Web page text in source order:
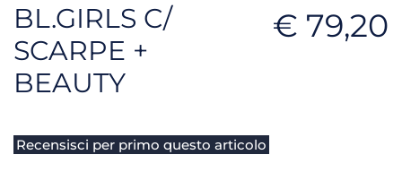
BL.GIRLS C/
SCARPE +
BEAUTY
€ 79,20
Recensisci per primo questo articolo